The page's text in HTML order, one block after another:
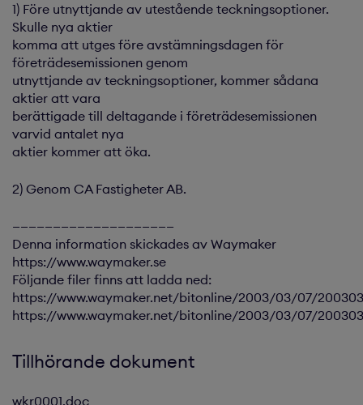
1) Före utnyttjande av utestående teckningsoptioner.
Skulle nya aktier
komma att utges före avstämningsdagen för
företrädesemissionen genom
utnyttjande av teckningsoptioner, kommer sådana
aktier att vara
berättigade till deltagande i företrädesemissionen
varvid antalet nya
aktier kommer att öka.
2) Genom CA Fastigheter AB.
————————————————————
Denna information skickades av Waymaker
https://www.waymaker.se
Följande filer finns att ladda ned:
https://www.waymaker.net/bitonline/2003/03/07/
https://www.waymaker.net/bitonline/2003/03/07/
Tillhörande dokument
wkr0001.doc